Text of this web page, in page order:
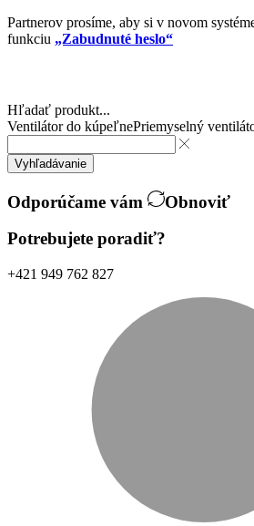
Partnerov prosíme, aby si v novom
funkciu „Zabudnuté heslo“
Hľadať produkt...
Ventilátor do kúpeľnePriemyselný
Vyhľadávanie
Odporúčame vám
Obnoviť
Potrebujete poradiť?
+421 949 762 827